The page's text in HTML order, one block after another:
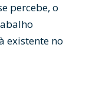
percebe, o
existente no